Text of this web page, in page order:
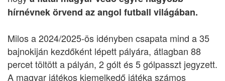
hírnévnek örvend az angol futball világában.
Milos a 2024/2025-ös idényben csapata mind a 35
bajnokiján kezdőként lépett pályára, átlagban 88
percet töltött a pályán, 2 gólt és 5 gólpasszt jegyzett.
A magyar játékos kiemelkedő játéka számos